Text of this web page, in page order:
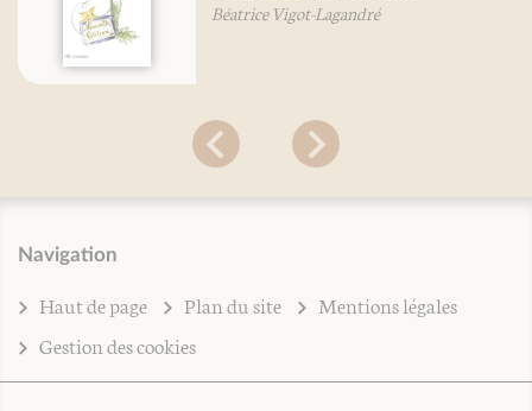
Béatrice Vigot-Lagandré
Navigation
Haut de page Plan du site
Mentions légales
Gestion des cookies